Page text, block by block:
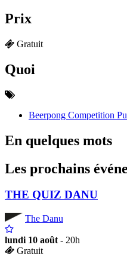
Prix
Gratuit
Quoi
Beerpong Competition
En quelques mots
Les prochains
THE QUIZ DANU
The Danu
lundi 10 août - 20h
Gratuit